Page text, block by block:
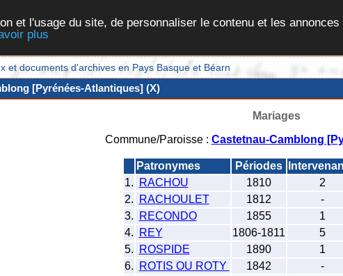
et l'usage du site, de personnaliser le contenu et les
plus
et documents d'archives en Pays Basque et Béarn
[Pyrénées-Atlantiques] (X)
Mariages
Commune/Paroisse : Castetnau-Camblong
Patronymes Périodes
1.
RACHOU 1810 2
2.
RACHOULET 1812 -
3.
RECONDO 1855 1
4.
REY 1806-1811 5
5.
ROSPIDE 1890 1
6.
ROTIS OU ROTY 1842 -